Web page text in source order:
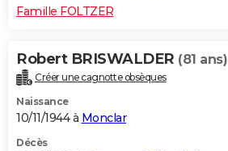
Famille FOLTZER
Robert BRISWALDER (81 ans)
Créer une cagnotte obsèques
Naissance
10/11/1944 à Monclar
Décès